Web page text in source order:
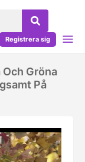
Registrera sig
Gröna
På